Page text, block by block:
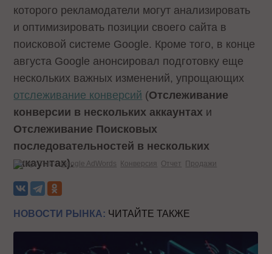
которого рекламодатели могут анализировать
и оптимизировать позиции своего сайта в
поисковой системе Google. Кроме того, в конце
августа Google анонсировал подготовку еще
нескольких важных изменений, упрощающих
отслеживание конверсий (Отслеживание
конверсии в нескольких аккаунтах и
Отслеживание Поисковых
последовательностей в нескольких
аккаунтах).
Теги: Google AdWords Конверсия Отчет Продажи
НОВОСТИ РЫНКА: ЧИТАЙТЕ ТАКЖЕ